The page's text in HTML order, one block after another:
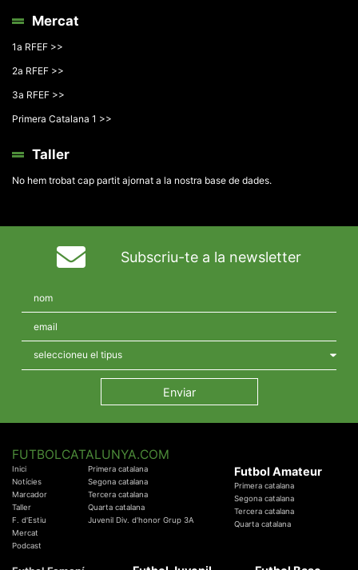
Mercat
1a RFEF >>
2a RFEF >>
3a RFEF >>
Primera Catalana 1 >>
Taller
No hem trobat cap partit ajornat a la nostra base de dades.
Subscriu-te a la newsletter
FUTBOLCATALUNYA.COM
Inici
Notícies
Marcador
Taller
F. d'Estiu
Mercat
Podcast
Primera catalana
Segona catalana
Tercera catalana
Quarta catalana
Juvenil Div. d'honor Grup 3A
Futbol Amateur
Primera catalana
Segona catalana
Tercera catalana
Quarta catalana